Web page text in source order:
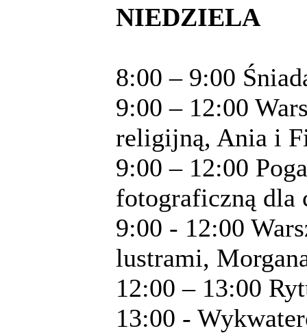
NIEDZIELA
8:00 – 9:00
9:00 – 12:00
religijną, Ania i
9:00 – 12:00
fotograficzną dla
9:00 - 12:00
lustrami,
12:00 – 13:00
13:00 -